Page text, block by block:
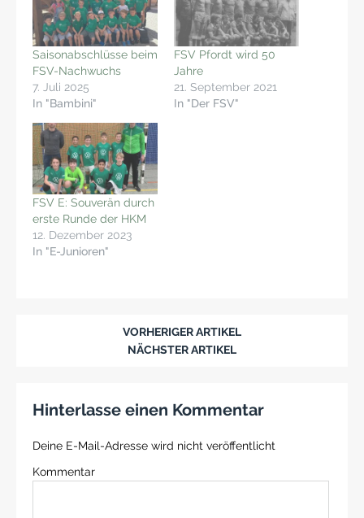
Saisonabschlüsse beim
FSV-Nachwuchs
7. Juli 2025
In "Bambini"
FSV Pfordt wird 50
Jahre
21. September 2021
In "Der FSV"
FSV E: Souverän durch
erste Runde der HKM
12. Dezember 2023
In "E-Junioren"
VORHERIGER ARTIKEL
NÄCHSTER ARTIKEL
Hinterlasse einen Kommentar
Deine E-Mail-Adresse wird nicht veröffentlicht
Kommentar